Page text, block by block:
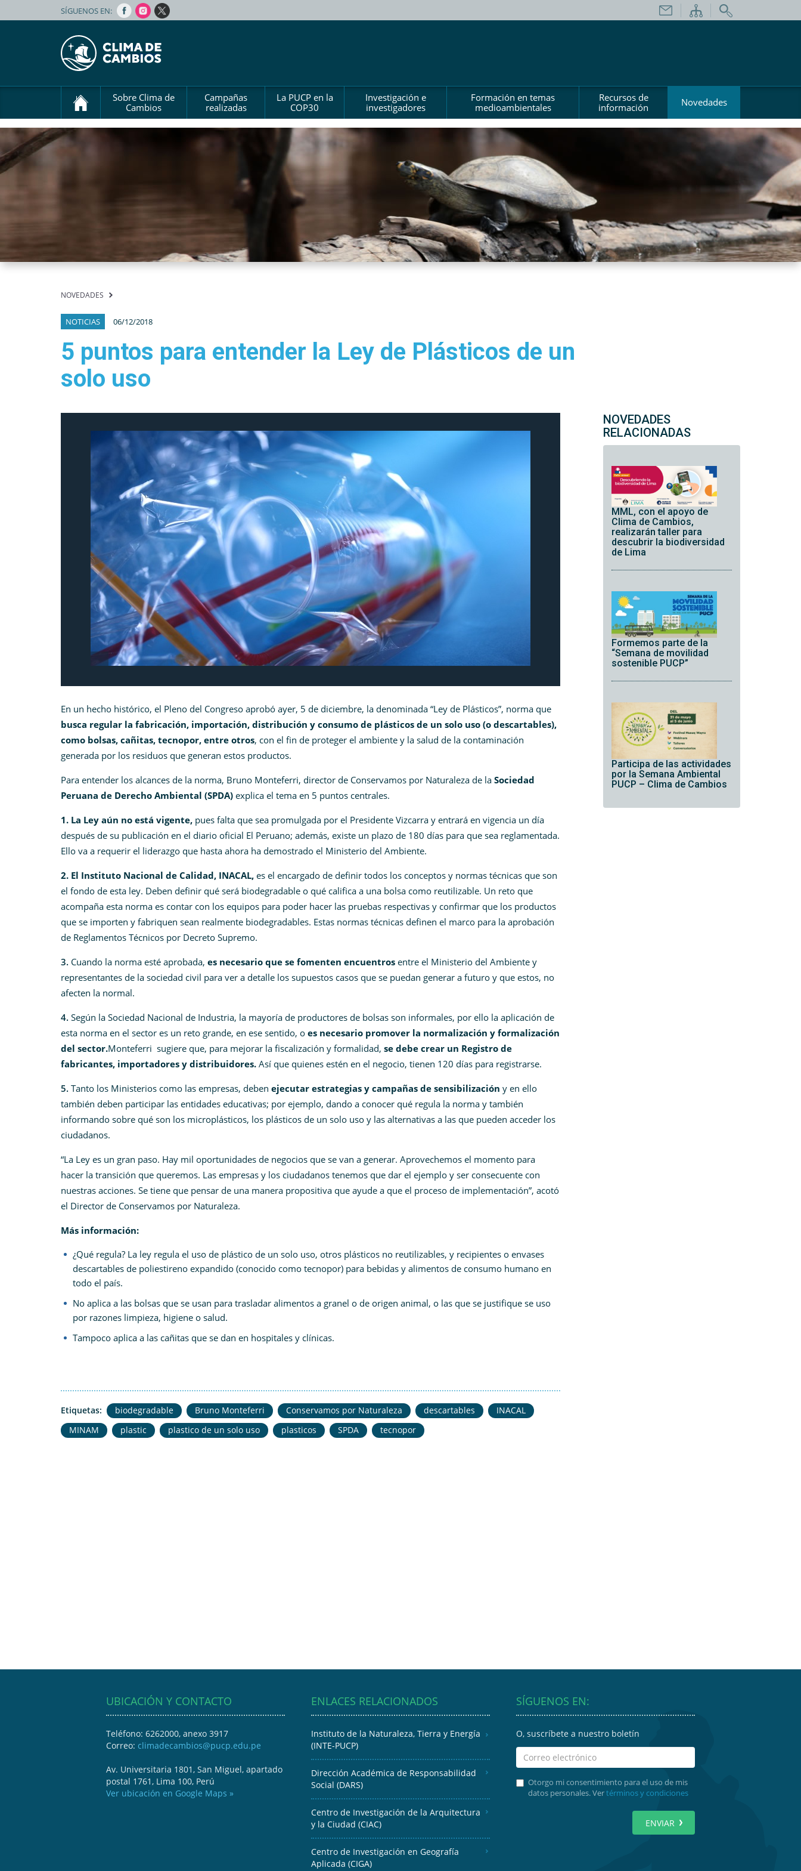
SÍGUENOS EN:
Sobre Clima de
Cambios
Campañas
realizadas
La PUCP en la
COP30
Investigación e
investigadores
Formación en temas
medioambientales
Recursos de
información
Novedades
NOVEDADES
NOTICIAS 06/12/2018
5 puntos para entender la Ley de Plásticos de un
solo uso
En un hecho histórico, el Pleno del Congreso aprobó ayer, 5 de diciembre, la denominada “Ley de Plásticos”, norma que
busca regular la fabricación, importación, distribución y consumo de plásticos de un solo uso (o descartables),
como bolsas, cañitas, tecnopor, entre otros, con el fin de proteger el ambiente y la salud de la contaminación
generada por los residuos que generan estos productos.
Para entender los alcances de la norma, Bruno Monteferri, director de Conservamos por Naturaleza de la Sociedad
Peruana de Derecho Ambiental (SPDA) explica el tema en 5 puntos centrales.
1. La Ley aún no está vigente, pues falta que sea promulgada por el Presidente Vizcarra y entrará en vigencia un día
después de su publicación en el diario oficial El Peruano; además, existe un plazo de 180 días para que sea reglamentada.
Ello va a requerir el liderazgo que hasta ahora ha demostrado el Ministerio del Ambiente.
2. El Instituto Nacional de Calidad, INACAL, es el encargado de definir todos los conceptos y normas técnicas que son
el fondo de esta ley. Deben definir qué será biodegradable o qué califica a una bolsa como reutilizable. Un reto que
acompaña esta norma es contar con los equipos para poder hacer las pruebas respectivas y confirmar que los productos
que se importen y fabriquen sean realmente biodegradables. Estas normas técnicas definen el marco para la aprobación
de Reglamentos Técnicos por Decreto Supremo.
3. Cuando la norma esté aprobada, es necesario que se fomenten encuentros entre el Ministerio del Ambiente y
representantes de la sociedad civil para ver a detalle los supuestos casos que se puedan generar a futuro y que estos, no
afecten la normal.
4. Según la Sociedad Nacional de Industria, la mayoría de productores de bolsas son informales, por ello la aplicación de
esta norma en el sector es un reto grande, en ese sentido, o es necesario promover la normalización y formalización
del sector.Monteferri sugiere que, para mejorar la fiscalización y formalidad, se debe crear un Registro de
fabricantes, importadores y distribuidores. Así que quienes estén en el negocio, tienen 120 días para registrarse.
5. Tanto los Ministerios como las empresas, deben ejecutar estrategias y campañas de sensibilización y en ello
también deben participar las entidades educativas; por ejemplo, dando a conocer qué regula la norma y también
informando sobre qué son los microplásticos, los plásticos de un solo uso y las alternativas a las que pueden acceder los
ciudadanos.
“La Ley es un gran paso. Hay mil oportunidades de negocios que se van a generar. Aprovechemos el momento para
hacer la transición que queremos. Las empresas y los ciudadanos tenemos que dar el ejemplo y ser consecuente con
nuestras acciones. Se tiene que pensar de una manera propositiva que ayude a que el proceso de implementación”, acotó
el Director de Conservamos por Naturaleza.
Más información:
¿Qué regula? La ley regula el uso de plástico de un solo uso, otros plásticos no reutilizables, y recipientes o envases
descartables de poliestireno expandido (conocido como tecnopor) para bebidas y alimentos de consumo humano en
todo el país.
No aplica a las bolsas que se usan para trasladar alimentos a granel o de origen animal, o las que se justifique se uso
por razones limpieza, higiene o salud.
Tampoco aplica a las cañitas que se dan en hospitales y clínicas.
Etiquetas: biodegradable Bruno Monteferri Conservamos por Naturaleza descartables
INACAL
MINAM
plastic plastico de un solo uso plasticos SPDA tecnopor
NOVEDADES
RELACIONADAS
MML, con el apoyo de
Clima de Cambios,
realizarán taller para
descubrir la biodiversidad
de Lima
Formemos parte de la
“Semana de movilidad
sostenible PUCP”
Participa de las actividades
por la Semana Ambiental
PUCP – Clima de Cambios
UBICACIÓN Y CONTACTO
Teléfono: 6262000, anexo 3917
Correo: climadecambios@pucp.edu.pe
Av. Universitaria 1801, San Miguel, apartado
postal 1761, Lima 100, Perú
Ver ubicación en Google Maps »
ENLACES RELACIONADOS
Instituto de la Naturaleza, Tierra y Energía
(INTE-PUCP)
Dirección Académica de Responsabilidad
Social (DARS)
Centro de Investigación de la Arquitectura
y la Ciudad (CIAC)
Centro de Investigación en Geografía
Aplicada (CIGA)
SÍGUENOS EN:
O, suscríbete a nuestro boletín
Otorgo mi consentimiento para el uso de mis
datos personales. Vertérminos y condiciones
ENVIAR